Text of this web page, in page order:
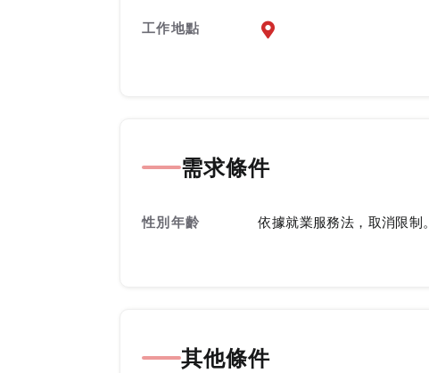
工作地點 前往查看地圖
需求條件
性別年齡 依據就業服務法，取消限制。
其他條件